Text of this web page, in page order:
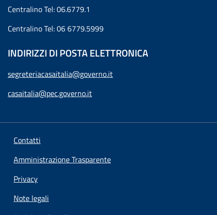
Centralino Tel: 06.6779.1
Centralino Tel: 06 6779.5999
INDIRIZZI DI POSTA ELETTRONICA
segreteriacasaitalia@governo.it
casaitalia@pec.governo.it
Contatti
Amministrazione Trasparente
Privacy
Note legali